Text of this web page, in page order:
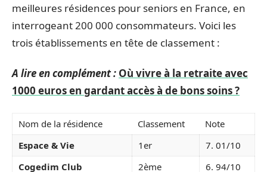
meilleures résidences pour seniors en France, en
interrogeant 200 000 consommateurs. Voici les
trois établissements en tête de classement :
A lire en complément : Où vivre à la retraite avec
1000 euros en gardant accès à de bons soins ?
Nom de la résidence Classement
Note
Espace & Vie
1er
7. 01/10
Cogedim Club
2ème 6. 94/10